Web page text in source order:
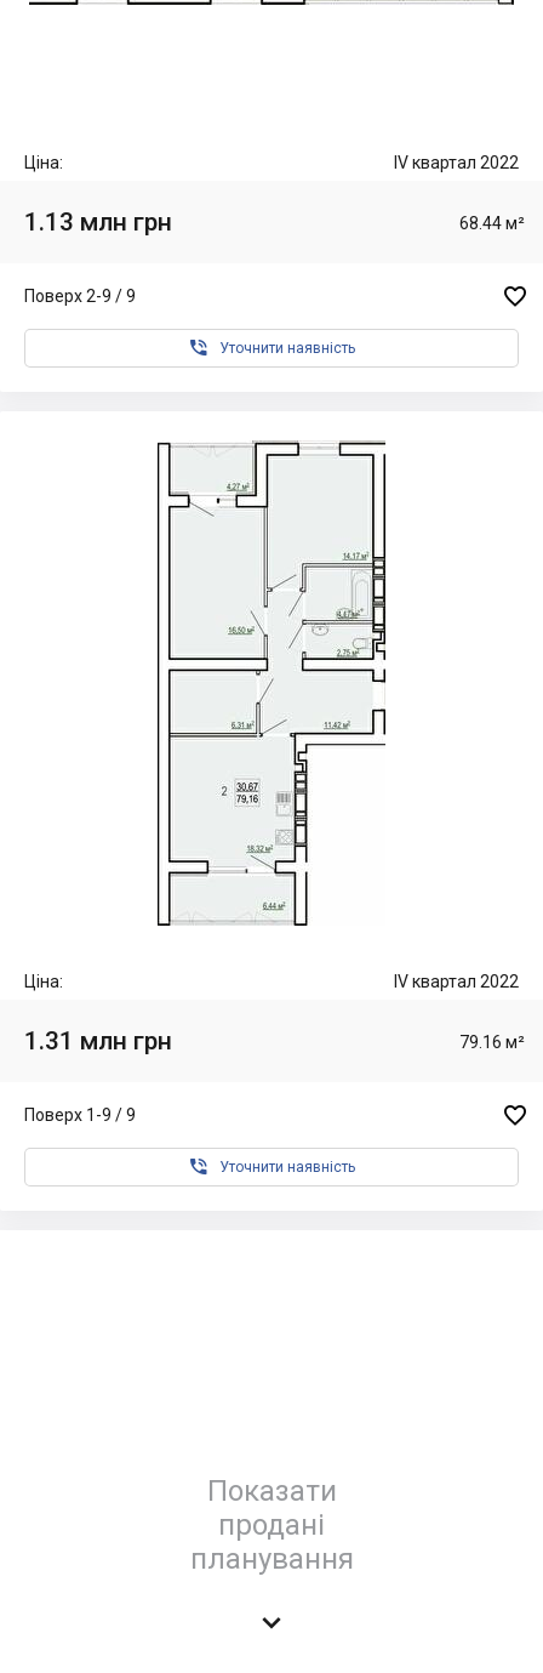
Ціна: IV квартал 2022
1.13 млн грн 68.44 м²
Поверх 2-9 / 9 
 Уточнити наявність
Ціна: IV квартал 2022
1.31 млн грн 79.16 м²
Поверх 1-9 / 9 
 Уточнити наявність
Показати
продані
планування
